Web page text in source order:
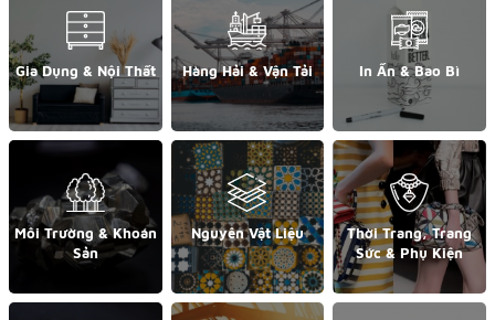
Gia Dụng & Nội Thất Hàng Hải & Vận Tải In Ấn & Bao Bì
Môi Trường & Khoán
Sản
Nguyên Vật Liệu
Thời Trang, Trang
Sức & Phụ Kiện